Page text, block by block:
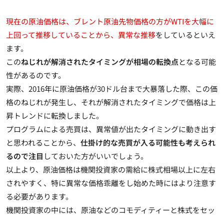
現在の原油価格は、ブレント原油先物価格の方がWTIを大幅に
上回って推移していることから、異常な推移をしているといえ
ます。
このねじれが解消されたタイミングが相場の転換点となる可能
性があるのです。
実際、2016年に原油価格が30ドル台まで大暴落した際、この価
格のねじれが発生し、それが解消されたタイミングで価格は上
昇トレンドに転換しました。
プログラムによる売買は、異常値が出たタイミングに動き出す
と思われることから、 仕掛け的な売買が入る可能性も考えられ
るので注目 しておいた方がいいでしょう。
以上より、原油価格は機関投資家の需給に株式相場以上に左右
されやすく、特に異常な価格乖離をし始めた時にはより注意す
る必要があります。
機関投資家の中には、原油などのコモディティーと株式をセッ